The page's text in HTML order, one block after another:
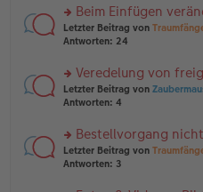
tr
a
g
e
n
er
tr
a
g
n
g
el
e
n
er
tr
a
g
rs
te
n
g
el
e
n
er
Beim Einfügen
Letzter Beitrag von
Antworten: 24
rs
te
n
g
el
Veredelung von
Letzter Beitrag von
Antworten: 4
rs
te
Bestellvorgang
Letzter Beitrag von
Antworten: 3